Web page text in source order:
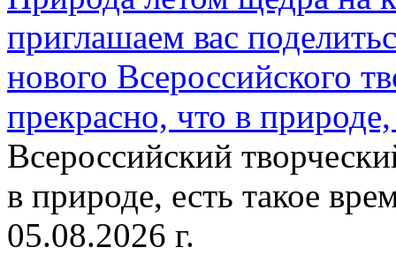
приглашаем вас
нового Всероссийского
прекрасно, что в
Всероссийский
в природе, есть такое
05.08.2026 г.